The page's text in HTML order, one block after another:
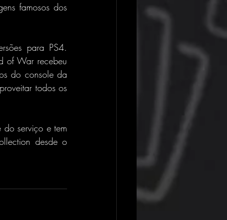
famosos dos
para PS4.
of War recebeu
do console da
todos os
serviço e tem
desde o